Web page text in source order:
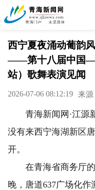
西宁夏夜涌动葡韵
——第十八届中国—
站）歌舞表演见闻
2026-07-06 08:12:19 来源
青海新闻网·江源
没有来西宁海湖新区
开。
在青海省商务厅的
晚，唐道637广场化作